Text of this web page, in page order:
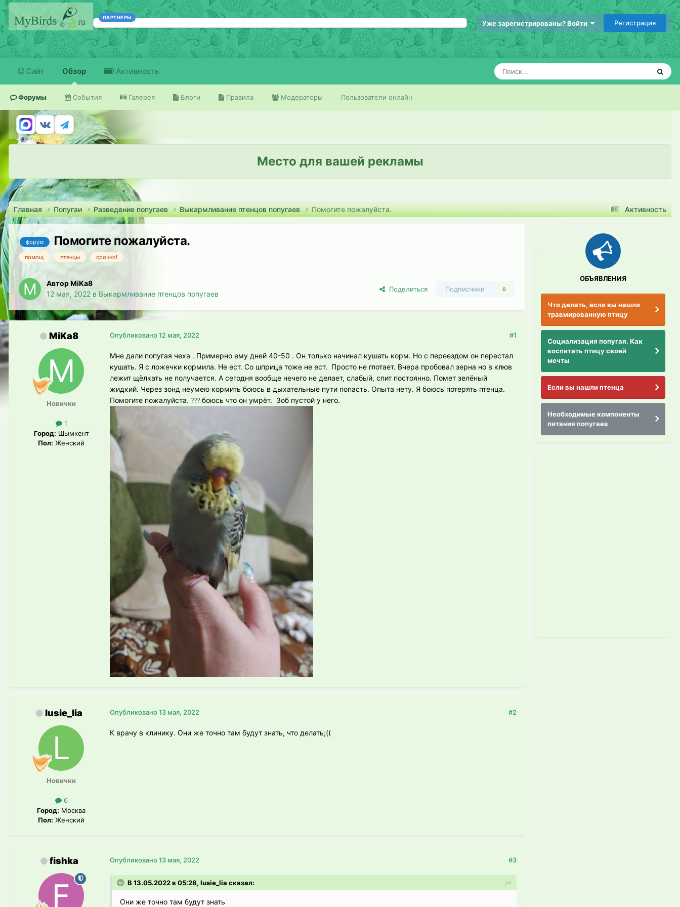
ПАРТНЕРЫ
Уже зарегистрированы? Войти Регистрация
Сайт Обзор
Форумы События Галерея Блоги Правила Модераторы Пользователи онлайн
Активность
Место для вашей рекламы
Активность
Главная Попугаи Разведение попугаев Выкармливание птенцов попугаев Помогите пожалуйста.
форум Помогите пожалуйста.
помощ птенцы срочно!
Автор MiKa8
12 мая, 2022 в Выкармливание птенцов попугаев
Поделиться Подписчики 0
MiKa8
Новички
1
Город: Шымкент
Пол: Женский
#1
Опубликовано12 мая, 2022
Мне дали попугая чеха . Примерно ему дней 40-50 . Он только начинал кушать корм. Но с переездом он перестал
кушать. Я с ложечки кормила. Не ест. Со шприца тоже не ест. Просто не глотает. Вчера пробовал зерна но в клюв
лежит щёлкать не получается. А сегодня вообще нечего не делает, слабый, спит постоянно. Помет зелёный
жидкий. Через зонд неумею кормить боюсь в дыхательные пути попасть. Опыта нету. Я боюсь потерять птенца.
Помогите пожалуйста. ??? боюсь что он умрёт. Зоб пустой у него.
lusie_lia
Новички
6
Город: Москва
Пол: Женский
#2
Опубликовано13 мая, 2022
К врачу в клинику. Они же точно там будут знать, что делать;((
fishka #3
Опубликовано13 мая, 2022
В 13.05.2022 в 05:28, lusie_lia сказал:
Они же точно там будут знать
ОБЪЯВЛЕНИЯ
Что делать, если вы нашли
травмированную птицу
Социализация попугая. Как
воспитать птицу своей
мечты
Если вы нашли птенца
Необходимые компоненты
питания попугаев